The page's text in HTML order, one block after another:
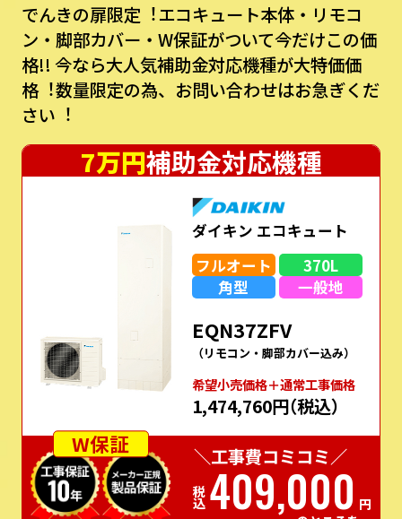
でんきの扉限定︕エコキュート本体・リモコ
ン・脚部カバー・W保証がついて今だけこの価
格!! 今なら⼤⼈気補助⾦対応機種が⼤特価価
格︕数量限定の為、お問い合わせはお急ぎくだ
さい︕
7万円補助金対応機種
ダイキン エコキュート
フルオート
370L
角型
一般地
EQN37ZFV
（リモコン・脚部カバー込み）
希望⼩売価格＋通常⼯事価格
1,474,760円（税込）
W保証
＼工事費コミコミ／
税込409,000 円